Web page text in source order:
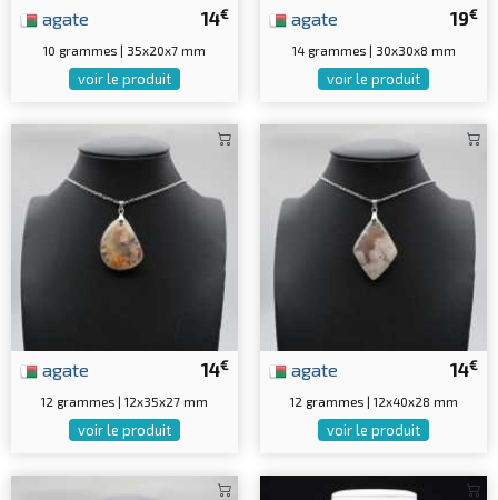
14€
agate
10 grammes | 35x20x7 mm
voir le produit
19€
agate
14 grammes | 30x30x8 mm
voir le produit
14€
agate
12 grammes | 12x35x27 mm
voir le produit
14€
agate
12 grammes | 12x40x28 mm
voir le produit